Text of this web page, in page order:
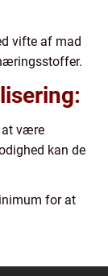
vifte af mad
at være
kan de
for at